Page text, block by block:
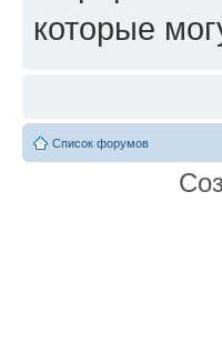
которые
Список форумов